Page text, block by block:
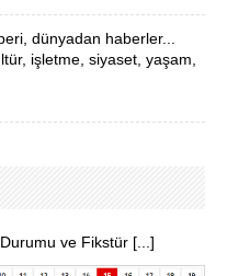
dünyadan haberler...
işletme, siyaset, yaşam,
ve Fikstür [...]